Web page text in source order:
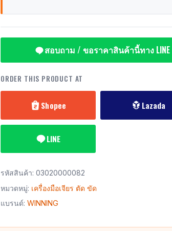
สอบถาม / ขอราคาสินค้านี้ทาง LINE
ORDER THIS PRODUCT AT
Shopee Lazada
LINE
รหัสสินค้า: 03020000082
หมวดหมู่: เครื่องมือเจียร ตัด ขัด
แบรนด์: WINNING